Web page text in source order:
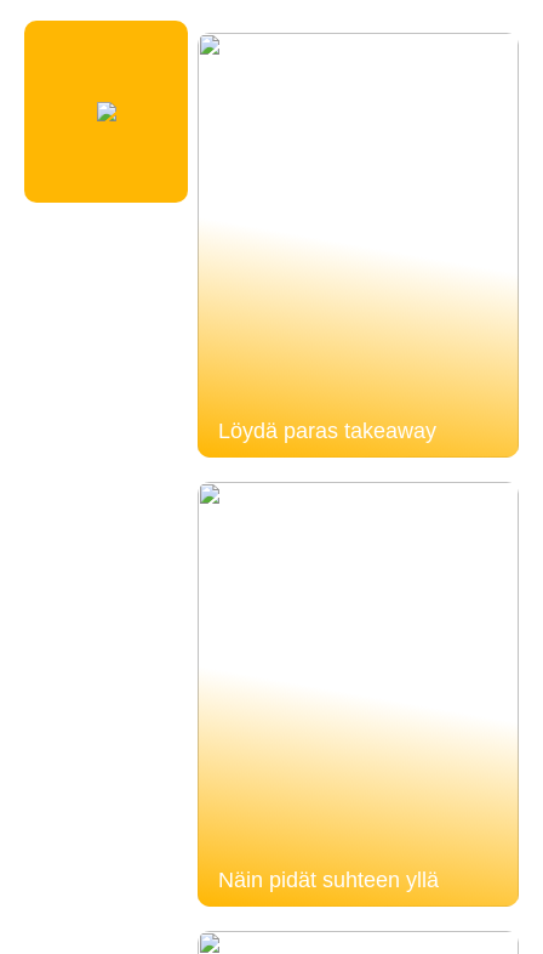
Löydä paras takeaway
Näin pidät suhteen yllä